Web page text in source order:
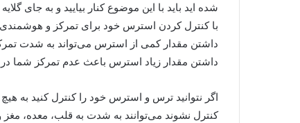
شده اید باید با این موضوع کنار بیایید و به جای
با کنترل کردن استرس خود برای تمرکز و
داشتن مقدار کمی از استرس می‌تواند به شدت
داشتن مقدار زیاد استرس باعث عدم تمرکز
اگر نتوانید ترس و استرس خود را کنترل کنید به
کنترل نشوند می‌توانند به شدت به قلب، معده،